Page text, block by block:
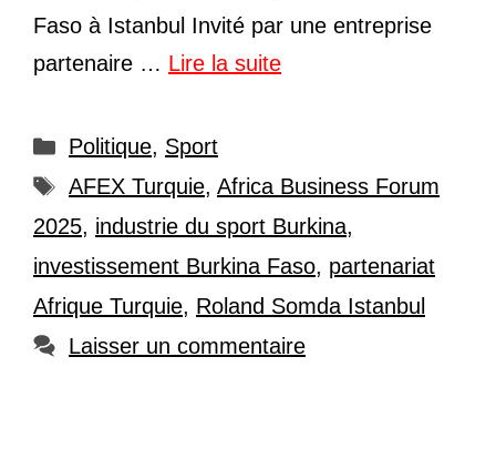
Faso à Istanbul Invité par une entreprise
partenaire … Lire la suite
Catégories
Politique, Sport
Étiquettes
AFEX Turquie, Africa Business Forum
2025, industrie du sport Burkina,
investissement Burkina Faso, partenariat
Afrique Turquie, Roland Somda Istanbul
Laisser un commentaire